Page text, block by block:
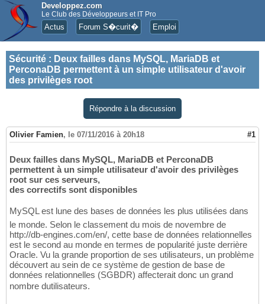
Developpez.com
Le Club des Développeurs et IT Pro
Actus Forum S�curit� Emploi
Sécurité : Deux failles dans MySQL, MariaDB et
PerconaDB permettent à un simple utilisateur d'avoir
des privilèges root
Répondre à la discussion
Olivier Famien, le 07/11/2016 à 20h18 #1
Deux failles dans MySQL, MariaDB et PerconaDB
permettent à un simple utilisateur d'avoir des privilèges
root sur ces serveurs,
des correctifs sont disponibles
MySQL est lune des bases de données les plus utilisées dans
le monde. Selon le classement du mois de novembre de
http://db-engines.com/en/, cette base de données relationnelles
est le second au monde en termes de popularité juste derrière
Oracle. Vu la grande proportion de ses utilisateurs, un problème
découvert au sein de ce système de gestion de base de
données relationnelles (SGBDR) affecterait donc un grand
nombre dutilisateurs.